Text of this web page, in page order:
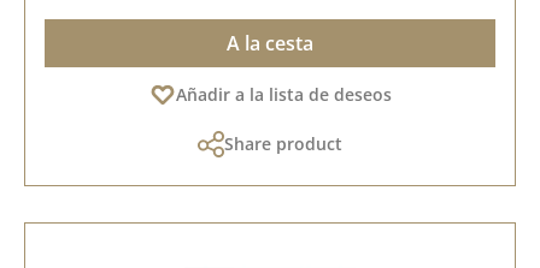
A la cesta
Añadir a la lista de deseos
Share product